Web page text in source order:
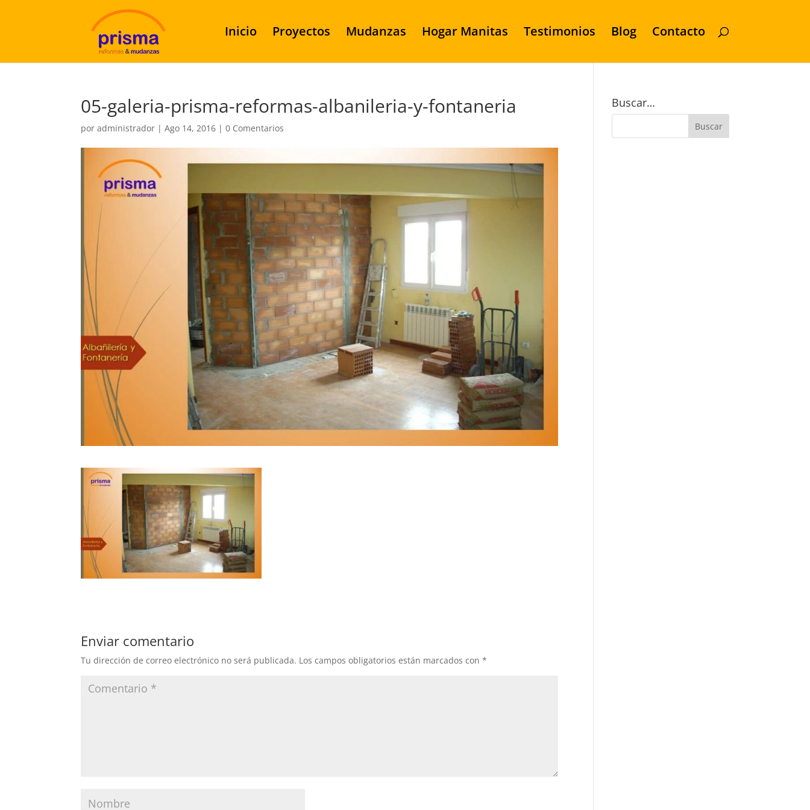
Inicio Proyectos Mudanzas Hogar Manitas Testimonios Blog Contacto
05-galeria-prisma-reformas-albanileria-y-fontaneria
poradministrador |Ago 14, 2016 |0 Comentarios
Enviar comentario
Tu dirección de correo electrónico no será publicada. Los campos obligatorios están marcados con*
Buscar…